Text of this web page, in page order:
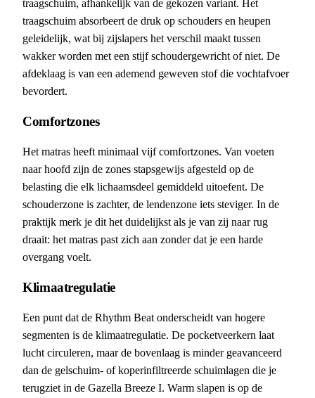
traagschuim, afhankelijk van de gekozen variant. Het
traagschuim absorbeert de druk op schouders en heupen
geleidelijk, wat bij zijslapers het verschil maakt tussen
wakker worden met een stijf schoudergewricht of niet. De
afdeklaag is van een ademend geweven stof die vochtafvoer
bevordert.
Comfortzones
Het matras heeft minimaal vijf comfortzones. Van voeten
naar hoofd zijn de zones stapsgewijs afgesteld op de
belasting die elk lichaamsdeel gemiddeld uitoefent. De
schouderzone is zachter, de lendenzone iets steviger. In de
praktijk merk je dit het duidelijkst als je van zij naar rug
draait: het matras past zich aan zonder dat je een harde
overgang voelt.
Klimaatregulatie
Een punt dat de Rhythm Beat onderscheidt van hogere
segmenten is de klimaatregulatie. De pocketveerkern laat
lucht circuleren, maar de bovenlaag is minder geavanceerd
dan de gelschuim- of koperinfiltreerde schuimlagen die je
terugziet in de Gazella Breeze I. Warm slapen is op de